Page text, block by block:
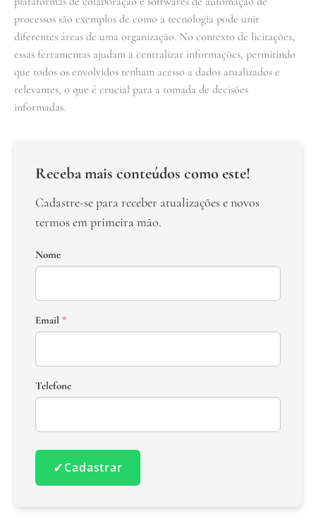
processos são exemplos de como a tecnologia pode unir
diferentes áreas de uma organização. No contexto de licitações,
essas ferramentas ajudam a centralizar informações, permitindo
que todos os envolvidos tenham acesso a dados atualizados e
relevantes, o que é crucial para a tomada de decisões
informadas.
Receba mais conteúdos como este!
Cadastre-se para receber atualizações e novos
termos em primeira mão.
Nome
Email *
Telefone
✓Cadastrar